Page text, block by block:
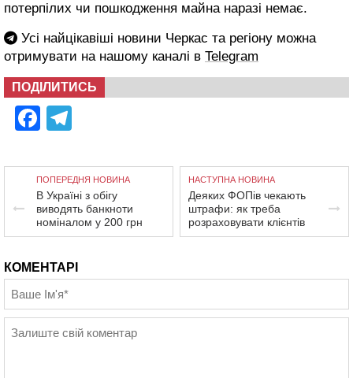
потерпілих чи пошкодження майна наразі немає.
Усі найцікавіші новини Черкас та регіону можна
отримувати на нашому каналі в Telegram
ПОДІЛИТИСЬ
Facebook
ПОПЕРЕДНЯ НОВИНА
В Україні з обігу
виводять банкноти
номіналом у 200 грн
НАСТУПНА НОВИНА
Деяких ФОПів чекають
штрафи: як треба
розраховувати клієнтів
КОМЕНТАРІ